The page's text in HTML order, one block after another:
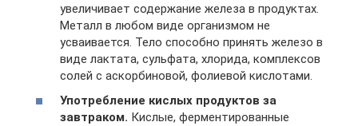
увеличивает содержание железа в продуктах.
Металл в любом виде организмом не
усваивается. Тело способно принять железо в
виде лактата, сульфата, хлорида, комплексов
солей с аскорбиновой, фолиевой кислотами.
Употребление кислых продуктов за
завтраком. Кислые, ферментированные